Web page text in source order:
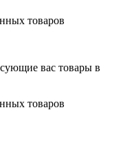
товаров
вас товары в
товаров